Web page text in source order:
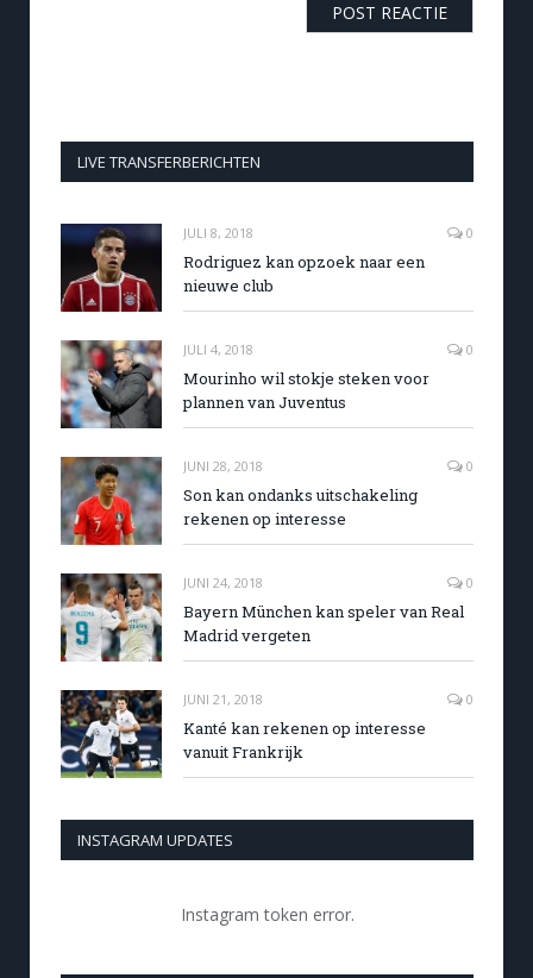
LIVE TRANSFERBERICHTEN
JULI 8, 2018 0
Rodriguez kan opzoek naar een
nieuwe club
JULI 4, 2018 0
Mourinho wil stokje steken voor
plannen van Juventus
JUNI 28, 2018 0
Son kan ondanks uitschakeling
rekenen op interesse
JUNI 24, 2018 0
Bayern München kan speler van Real
Madrid vergeten
JUNI 21, 2018 0
Kanté kan rekenen op interesse
vanuit Frankrijk
INSTAGRAM UPDATES
Instagram token error.